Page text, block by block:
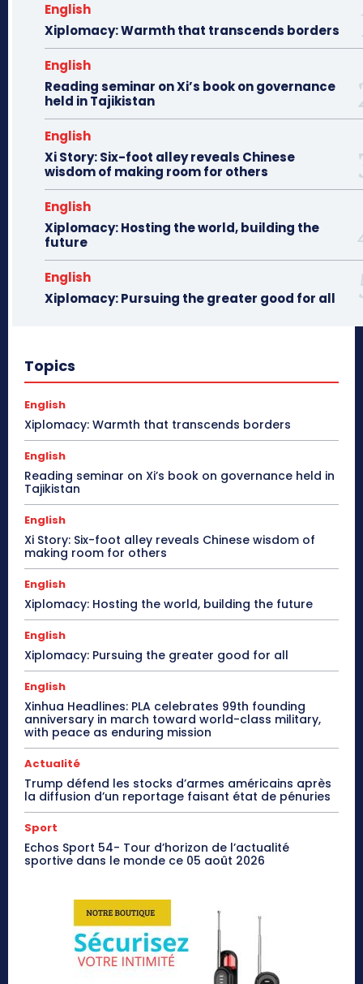
English
Xiplomacy: Warmth that transcends borders
English
Reading seminar on Xi’s book on governance
held in Tajikistan
English
Xi Story: Six-foot alley reveals Chinese
wisdom of making room for others
English
Xiplomacy: Hosting the world, building the
future
English
Xiplomacy: Pursuing the greater good for all
Topics
English
Xiplomacy: Warmth that transcends borders
English
Reading seminar on Xi’s book on governance held in
Tajikistan
English
Xi Story: Six-foot alley reveals Chinese wisdom of
making room for others
English
Xiplomacy: Hosting the world, building the future
English
Xiplomacy: Pursuing the greater good for all
English
Xinhua Headlines: PLA celebrates 99th founding
anniversary in march toward world-class military,
with peace as enduring mission
Actualité
Trump défend les stocks d’armes américains après
la diffusion d’un reportage faisant état de pénuries
Sport
Echos Sport 54- Tour d’horizon de l’actualité
sportive dans le monde ce 05 août 2026